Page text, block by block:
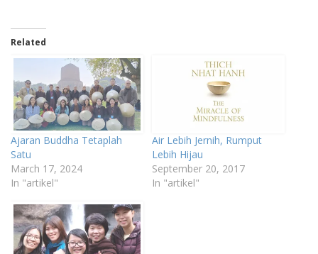
Related
Ajaran Buddha Tetaplah
Satu
March 17, 2024
In "artikel"
Air Lebih Jernih, Rumput
Lebih Hijau
September 20, 2017
In "artikel"